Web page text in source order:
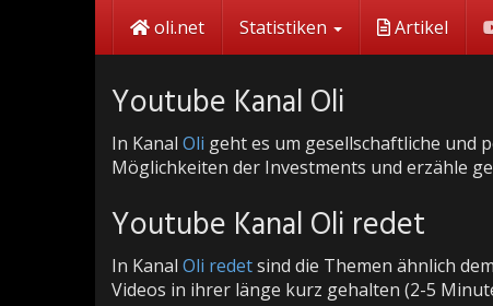
oli.net Statistiken Artikel
Youtube Kanal Oli
In Kanal Oli geht es um gesellschaftliche und
Möglichkeiten der Investments und erzähle
Youtube Kanal Oli redet
In Kanal Oli redetsind die Themen ähnlich
Videos in ihrer länge kurz gehalten (2-5